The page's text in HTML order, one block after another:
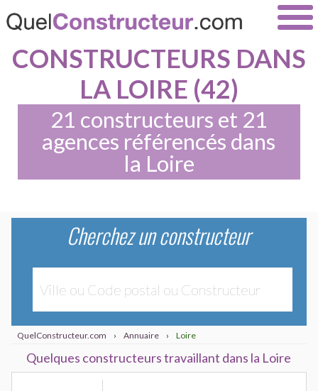
CONSTRUCTEURS DANS
LA LOIRE (42)
21 constructeurs et 21
agences référencés dans
la Loire
Cherchez un constructeur
QuelConstructeur.com › Annuaire › Loire
Quelques constructeurs travaillant dans la Loire